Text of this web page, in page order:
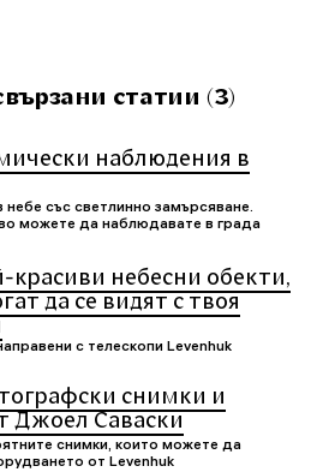
статии (3)
наблюдения в
със светлинно замърсяване.
можете да наблюдавате в града
красиви небесни обекти,
да се видят с твоя
с телескопи Levenhuk
снимки и
Джоел Саваски
снимки, които можете да
от Levenhuk